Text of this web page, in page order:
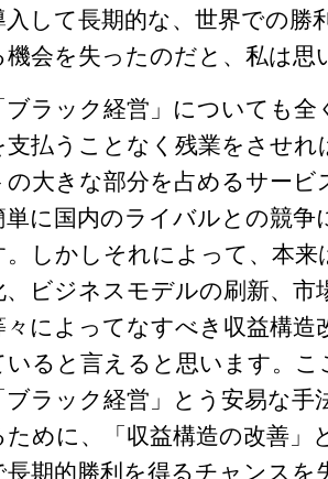
入して長期的な、世界での勝
機会を失ったのだと、私は思
ブラック経営」についても
支払うことなく残業をさせれ
の大きな部分を占めるサー
単に国内のライバルとの競争
。しかしそれによって、本来
、ビジネスモデルの刷新、市
々によってなすべき収益構造
いると言えると思います。こ
ブラック経営」とう安易な
ために、「収益構造の改善」
長期的勝利を得るチャンスを